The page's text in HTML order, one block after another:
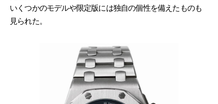
いくつかのモデルや限定版には独自の個性を備えたものも
見られた。